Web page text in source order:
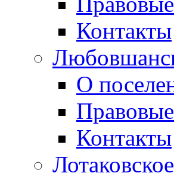
Контакты
О
Контакты
Лотаковское